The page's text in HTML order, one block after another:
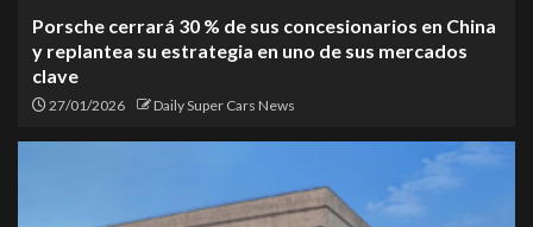
Porsche cerrará 30 % de sus concesionarios en China
y replantea su estrategia en uno de sus mercados
clave
27/01/2026 Daily Super Cars News